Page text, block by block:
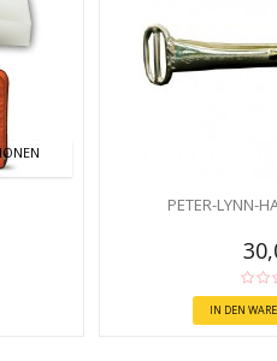
PETER-LYNN-
IN DEN